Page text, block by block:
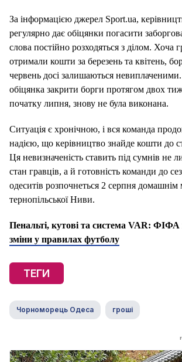
За інформацією джерел Sport.ua,
регулярно дає обіцянки погасити
слова постійно розходяться з ділом. Хоча
отримали кошти за березень та квітень,
червень досі залишаються
обіцянка закрити борги протягом двох
початку липня, знову не була виконана.
Ситуація є хронічною, і вся команда
надією, що керівництво знайде кошти до
Ця невизначеність ставить під сумнів не
стан гравців, а й готовність команди до
одеситів розпочнеться 2 серпня
тернопільської Ниви.
Пенальті, кутові та система VAR: ФІФА
зміни у правилах футболу
ТЕГИ
Чорноморець Одеса гроші